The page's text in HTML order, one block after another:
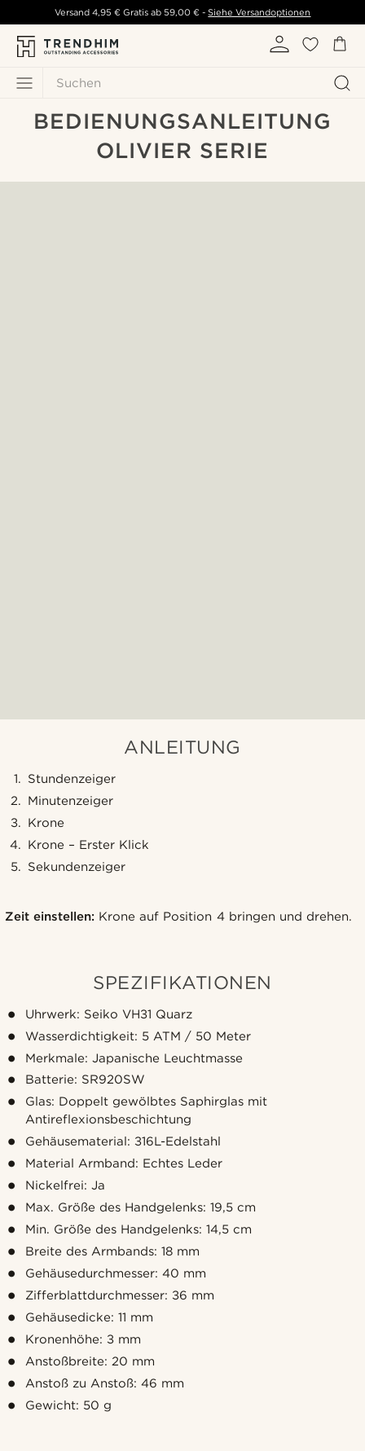
Suchen
Versand 4,95 € Gratis ab 59,00 € - Siehe Versandoptionen
BEDIENUNGSANLEITUNG
OLIVIER SERIE
ANLEITUNG
Stundenzeiger
Minutenzeiger
Krone
Krone – Erster Klick
Sekundenzeiger
Zeit einstellen: Krone auf Position 4 bringen und drehen.
SPEZIFIKATIONEN
Uhrwerk: Seiko VH31 Quarz
Wasserdichtigkeit: 5 ATM / 50 Meter
Merkmale: Japanische Leuchtmasse
Batterie: SR920SW
Glas: Doppelt gewölbtes Saphirglas mit
Antireflexionsbeschichtung
Gehäusematerial: 316L-Edelstahl
Material Armband: Echtes Leder
Nickelfrei: Ja
Max. Größe des Handgelenks: 19,5 cm
Min. Größe des Handgelenks: 14,5 cm
Breite des Armbands: 18 mm
Gehäusedurchmesser: 40 mm
Zifferblattdurchmesser: 36 mm
Gehäusedicke: 11 mm
Kronenhöhe: 3 mm
Anstoßbreite: 20 mm
Anstoß zu Anstoß: 46 mm
Gewicht: 50 g